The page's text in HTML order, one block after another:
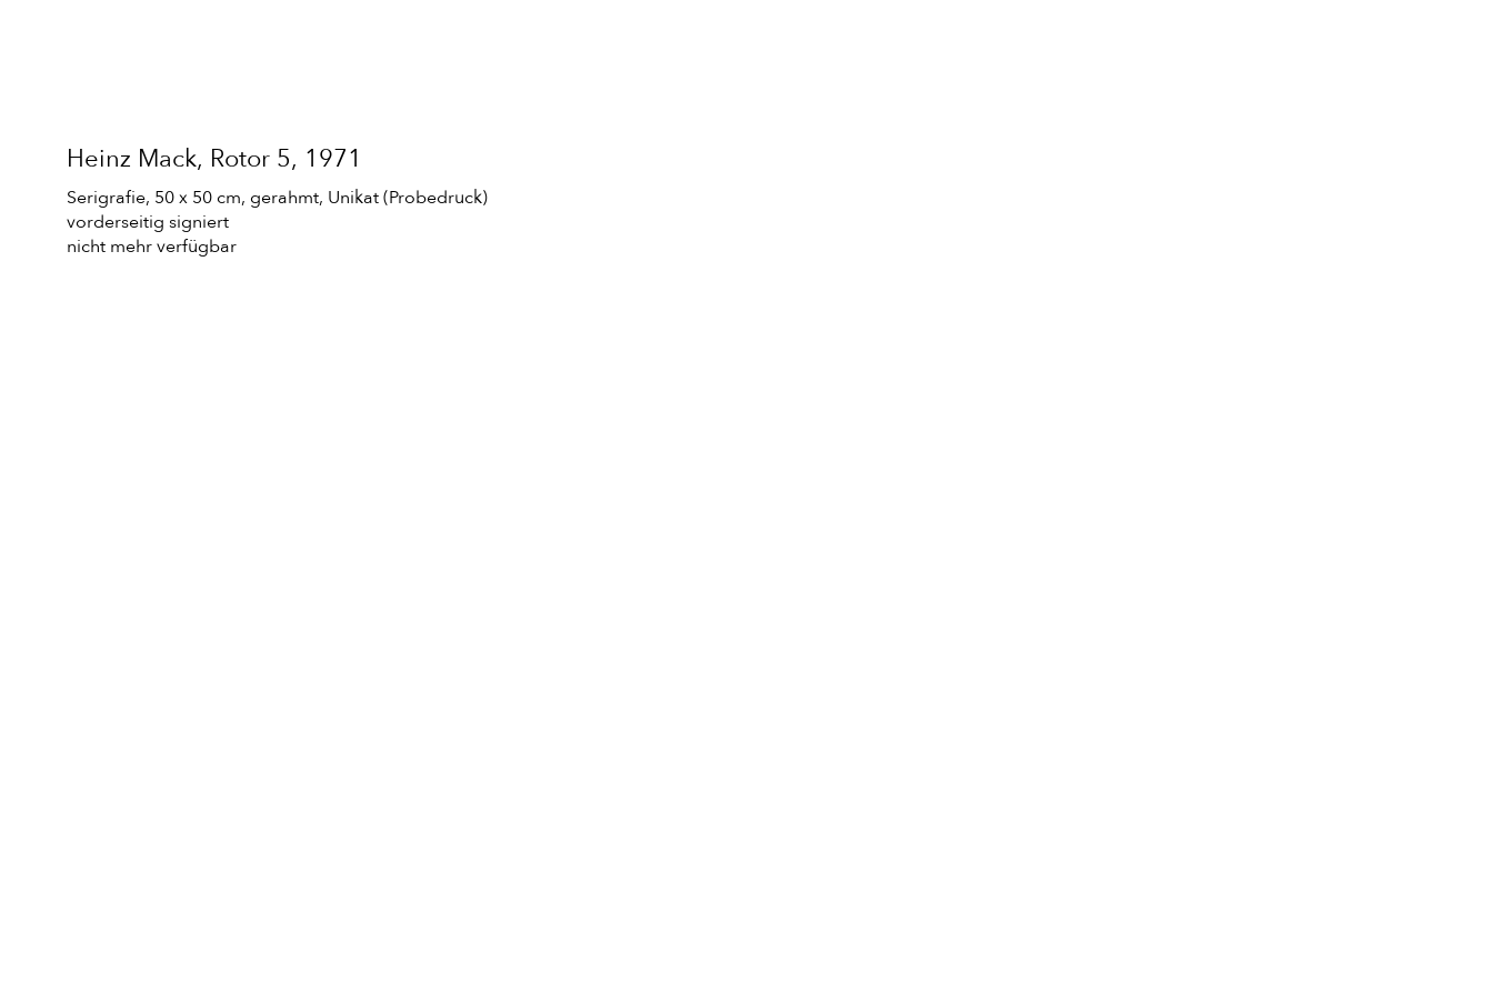
Heinz Mack, Rotor 5, 1971
Serigrafie, 50 x 50 cm, gerahmt, Unikat (Probedruck)
vorderseitig signiert
nicht mehr verfügbar
Heinz Mack, Rotor 5, 1971
Serigrafie, 50 x 50 cm, gerahmt, Unikat (Probedruck)
vorderseitig signiert
nicht mehr verfügbar
Heinz Mack, Rotor 5, 1971
Serigrafie, 50 x 50 cm, gerahmt, Unikat (Probedruck)
vorderseitig signiert
nicht mehr verfügbar